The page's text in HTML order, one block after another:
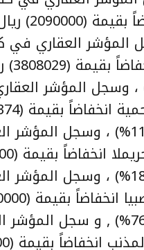
رأس تنوره
المؤشر العقاري
دومة
(12.29%) ، وسجل المؤشر
ريال ونسبة (11.84%) ، وسجل
ريال ونسبة (18.44%) ، وسجل
ريال ونسبة (76.51%) , و سجل